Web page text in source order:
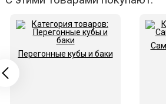
Перегонные кубы и баки